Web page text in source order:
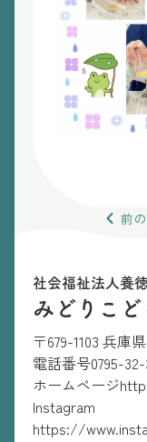
前の
社会福祉法人養
みどりこど
〒679-1103 兵庫
電話番号0795-
ホームページ
Instagram
https://